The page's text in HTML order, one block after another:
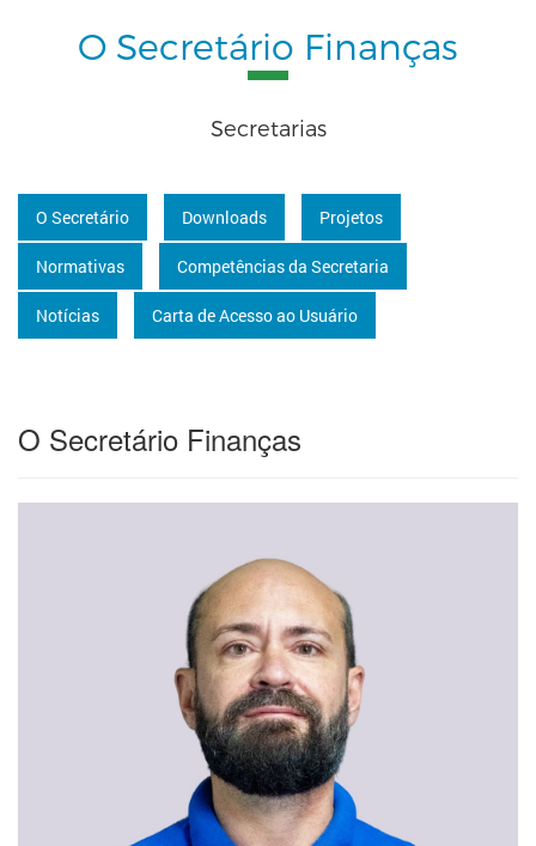
O Secretário Finanças
Secretarias
O Secretário Downloads Projetos
Normativas Competências da Secretaria
Notícias Carta de Acesso ao Usuário
O Secretário Finanças